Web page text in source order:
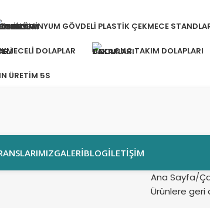
ALÜMINYUM GÖVDELI PLASTIK ÇEKMECE
DOLAPLAR CNC TAKIM DOLAPLARI
ÜRETIM 5S
GALERIBLOGİLETIŞIM
Ana Sayfa
Ürünlere geri